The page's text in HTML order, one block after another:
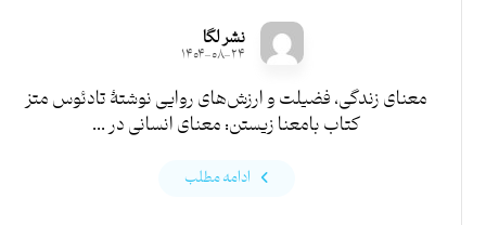
نشر لگا
۱۴۰۴-۰۸-۲۴
معنای زندگی، فضیلت و ارزش‌های روایی نوشتۀ تادئوس متز
کتاب بامعنا زیستن: معنای انسانی در ...
ادامه مطلب